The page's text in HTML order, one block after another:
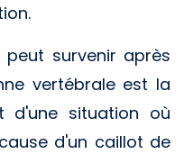
survenir après
vertébrale est la
d'une situation où
d'un caillot de